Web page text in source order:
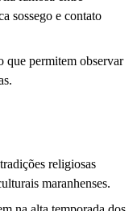
sossego e contato
que permitem observar
religiosas
maranhenses.